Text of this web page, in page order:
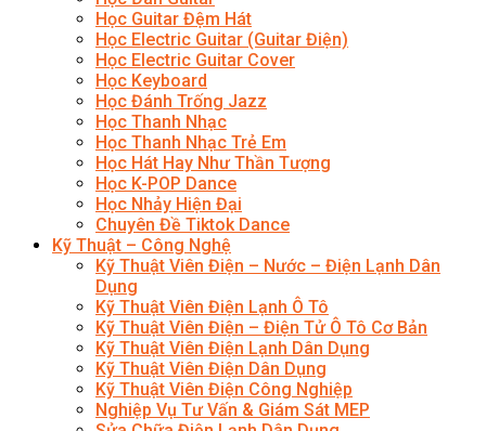
Học Guitar Đệm Hát
Học Electric Guitar (Guitar Điện)
Học Electric Guitar Cover
Học Keyboard
Học Đánh Trống Jazz
Học Thanh Nhạc
Học Thanh Nhạc Trẻ Em
Học Hát Hay Như Thần Tượng
Học K-POP Dance
Học Nhảy Hiện Đại
Chuyên Đề Tiktok Dance
Kỹ Thuật – Công Nghệ
Kỹ Thuật Viên Điện – Nước – Điện Lạnh Dân
Dụng
Kỹ Thuật Viên Điện Lạnh Ô Tô
Kỹ Thuật Viên Điện – Điện Tử Ô Tô Cơ Bản
Kỹ Thuật Viên Điện Lạnh Dân Dụng
Kỹ Thuật Viên Điện Dân Dụng
Kỹ Thuật Viên Điện Công Nghiệp
Nghiệp Vụ Tư Vấn & Giám Sát MEP